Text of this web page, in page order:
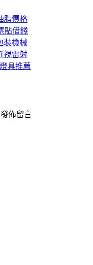
脂價格
貼借錢
裝機械
視雷射
具推薦
佈留言